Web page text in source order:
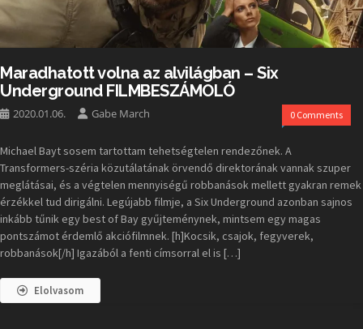
Maradhatott volna az alvilágban – Six
Underground FILMBESZÁMOLÓ
2020.01.06. Gabe March 0 Comments
Michael Bayt sosem tartottam tehetségtelen rendezőnek. A
Transformers-széria közutálatának örvendő direktorának vannak szuper
meglátásai, és a végtelen mennyiségű robbanások mellett gyakran remek
érzékkel tud dirigálni. Legújabb filmje, a Six Underground azonban sajnos
inkább tűnik egy best of Bay gyűjteménynek, mintsem egy magas
pontszámot érdemlő akciófilmnek. [h]Kocsik, csajok, fegyverek,
robbanások[/h] Igazából a fenti címsorral el is […]
Elolvasom